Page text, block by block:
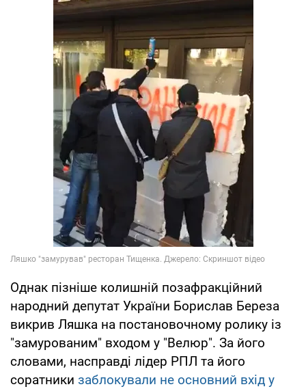
Однак пізніше колишній позафракційний
народний депутат України Борислав Береза
викрив Ляшка на постановочному ролику із
"замурованим" входом у "Велюр". За його
словами, насправді лідер РПЛ та його
соратники заблокували не основний вхід у